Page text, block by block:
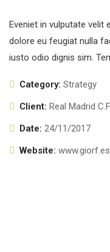
Eveniet in vulputate velit
dolore eu feugiat nulla
iusto odio dignis sim.
Category: Strategy
Client: Real Madrid C.F
Date: 24/11/2017
Website: